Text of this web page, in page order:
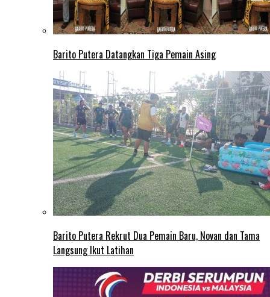
Barito Putera Datangkan Tiga Pemain Asing
Barito Putera Rekrut Dua Pemain Baru, Novan dan Tama
Langsung Ikut Latihan